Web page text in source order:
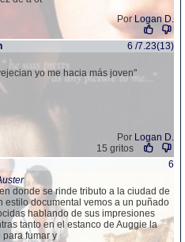
Por Logan D.
6 /7.23(13)
yo me hacia más joven"
Por Logan D.
15 gritos
6
donde se rinde tributo a la ciudad de
estilo documental vemos a un puñado
hablando de sus impresiones
tanto en el estanco de Auggie la
fumar y